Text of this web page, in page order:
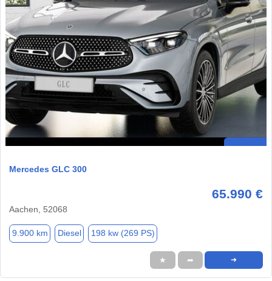
Mercedes GLC 300
65.990 €
Aachen, 52068
9.900 km Diesel 198 kw (269 PS)
★ ➦ ➜